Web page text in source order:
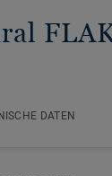
DATEN